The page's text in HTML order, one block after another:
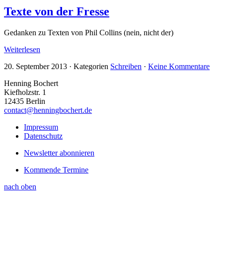
Texte von der Fresse
Gedanken zu Texten von Phil Collins (nein, nicht der)
Weiterlesen
20. September 2013 · Kategorien Schreiben · Keine Kommentare
Henning Bochert
Kiefholzstr. 1
12435 Berlin
contact@henningbochert.de
Impressum
Datenschutz
Newsletter abonnieren
Kommende Termine
nach oben